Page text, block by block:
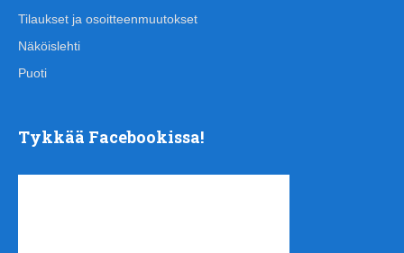
Tilaukset ja osoitteenmuutokset
Näköislehti
Puoti
Tykkää Facebookissa!